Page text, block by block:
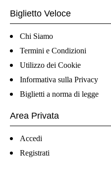
Biglietto Veloce
Chi Siamo
Termini e Condizioni
Utilizzo dei Cookie
Informativa sulla Privacy
Biglietti a norma di legge
Area Privata
Accedi
Registrati